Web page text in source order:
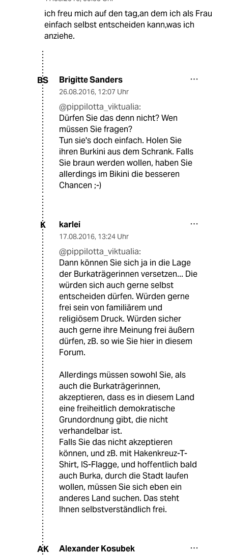
ich freu mich auf den tag,an dem ich als Frau
einfach selbst entscheiden kann,was ich
anziehe.
BS Brigitte Sanders
26.08.2016, 12:07 Uhr
@pippilotta_viktualia:
Dürfen Sie das denn nicht? Wen
müssen Sie fragen?
Tun sie's doch einfach. Holen Sie
ihren Burkini aus dem Schrank. Falls
Sie braun werden wollen, haben Sie
allerdings im Bikini die besseren
Chancen ;-)
K karlei
17.08.2016, 13:24 Uhr
@pippilotta_viktualia:
Dann können Sie sich ja in die Lage
der Burkaträgerinnen versetzen... Die
würden sich auch gerne selbst
entscheiden dürfen. Würden gerne
frei sein von familiärem und
religiösem Druck. Würden sicher
auch gerne ihre Meinung frei äußern
dürfen, zB. so wie Sie hier in diesem
Forum.
Allerdings müssen sowohl Sie, als
auch die Burkaträgerinnen,
akzeptieren, dass es in diesem Land
eine freiheitlich demokratische
Grundordnung gibt, die nicht
verhandelbar ist.
Falls Sie das nicht akzeptieren
können, und zB. mit Hakenkreuz-T-
Shirt, IS-Flagge, und hoffentlich bald
auch Burka, durch die Stadt laufen
wollen, müssen Sie sich eben ein
anderes Land suchen. Das steht
Ihnen selbstverständlich frei.
AK Alexander Kosubek